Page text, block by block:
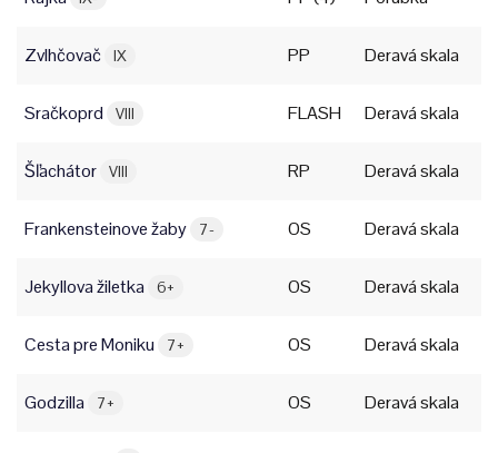
Zvlhčovač IX PP Deravá skala
Sračkoprd VIII FLASH Deravá skala
Šľachátor VIII RP Deravá skala
Frankensteinove žaby 7- OS Deravá skala
Jekyllova žiletka 6+ OS Deravá skala
Cesta pre Moniku 7+ OS Deravá skala
Godzilla 7+ OS Deravá skala